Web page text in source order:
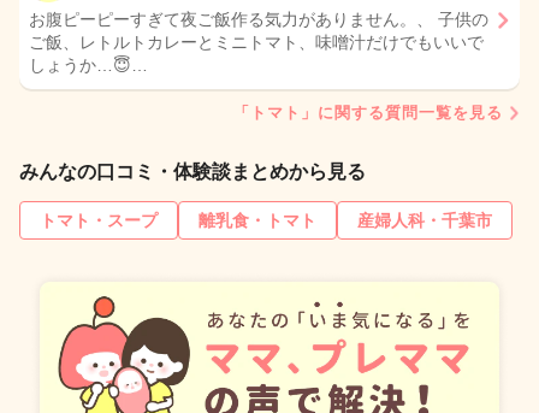
お腹ピーピーすぎて夜ご飯作る気力がありません。、 子供の
ご飯、レトルトカレーとミニトマト、味噌汁だけでもいいで
しょうか…😇…
「トマト」に関する質問一覧を見る
みんなの口コミ・体験談まとめから見る
トマト・スープ 離乳食・トマト 産婦人科・千葉市